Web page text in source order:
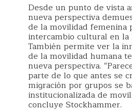
Desde un punto de vista
nueva perspectiva
de la movilidad femenina
intercambio cultural en la
También permite ver la
de la movilidad humana
nueva perspectiva.
parte de lo que antes se
migración por grupos se
institucionalizada de
concluye Stockhammer.